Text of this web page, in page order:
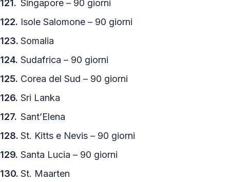
Singapore – 90 giorni
Isole Salomone – 90 giorni
Somalia
Sudafrica – 90 giorni
Corea del Sud – 90 giorni
Sri Lanka
Sant’Elena
St. Kitts e Nevis – 90 giorni
Santa Lucia – 90 giorni
St. Maarten